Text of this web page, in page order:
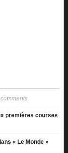
premières courses
« Le Monde »